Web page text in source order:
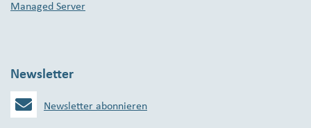
Managed Server
Newsletter
Newsletter abonnieren